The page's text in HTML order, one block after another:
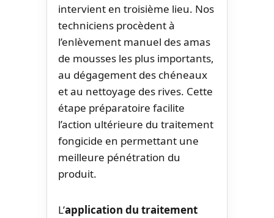
intervient en troisième lieu. Nos
techniciens procèdent à
l’enlèvement manuel des amas
de mousses les plus importants,
au dégagement des chéneaux
et au nettoyage des rives. Cette
étape préparatoire facilite
l’action ultérieure du traitement
fongicide en permettant une
meilleure pénétration du
produit.
L’application du traitement